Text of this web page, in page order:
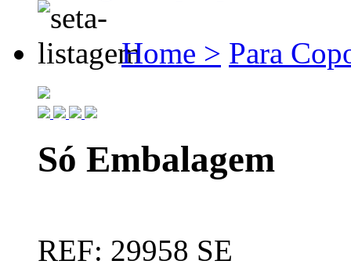
Home > Para
Só Embalagem
REF: 29958 SE